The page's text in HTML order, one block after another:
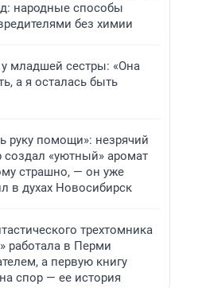
народные способы
без химии
младшей сестры: «Она
а я осталась быть
руку помощи»: незрячий
«уютный» аромат
страшно, — он уже
в духах Новосибирск
трехтомника
работала в Перми
а первую книгу
спор — ее история